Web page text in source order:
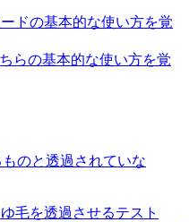
ドの基本的な使い方を覚
らの基本的な使い方を覚
毛を透過させるテスト